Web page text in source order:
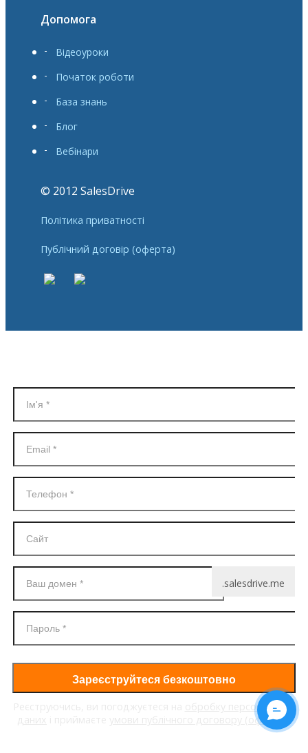
Допомога
Відеоуроки
Початок роботи
База знань
Блог
Вебінари
© 2012 SalesDrive
Політика приватності
Публічний договір (оферта)
.salesdrive.me
Зареєструйтеся безкоштовно
обробку персональних
умови публічного договору (оферти)